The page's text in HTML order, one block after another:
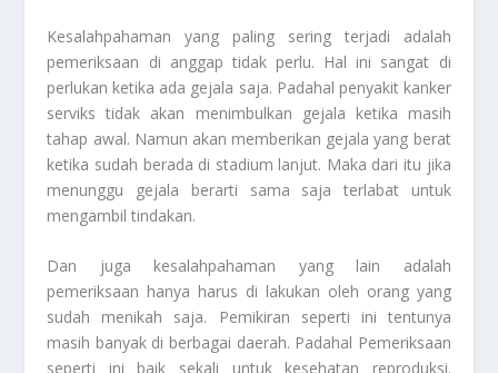
Kesalahpahaman yang paling sering terjadi adalah
pemeriksaan di anggap tidak perlu. Hal ini sangat di
perlukan ketika ada gejala saja. Padahal penyakit kanker
serviks tidak akan menimbulkan gejala ketika masih
tahap awal. Namun akan memberikan gejala yang berat
ketika sudah berada di stadium lanjut. Maka dari itu jika
menunggu gejala berarti sama saja terlabat untuk
mengambil tindakan.
Dan juga kesalahpahaman yang lain adalah
pemeriksaan hanya harus di lakukan oleh orang yang
sudah menikah saja. Pemikiran seperti ini tentunya
masih banyak di berbagai daerah. Padahal Pemeriksaan
seperti ini baik sekali untuk kesehatan reproduksi.